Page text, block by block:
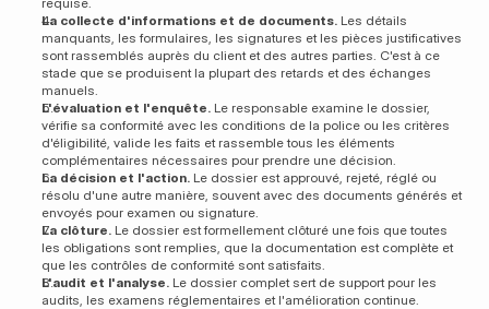
La collecte d'informations et de documents. Les détails
manquants, les formulaires, les signatures et les pièces justificatives
sont rassemblés auprès du client et des autres parties. C'est à ce
stade que se produisent la plupart des retards et des échanges
manuels.
L'évaluation et l'enquête. Le responsable examine le dossier,
vérifie sa conformité avec les conditions de la police ou les critères
d'éligibilité, valide les faits et rassemble tous les éléments
complémentaires nécessaires pour prendre une décision.
La décision et l'action. Le dossier est approuvé, rejeté, réglé ou
résolu d'une autre manière, souvent avec des documents générés et
envoyés pour examen ou signature.
La clôture. Le dossier est formellement clôturé une fois que toutes
les obligations sont remplies, que la documentation est complète et
que les contrôles de conformité sont satisfaits.
L'audit et l'analyse. Le dossier complet sert de support pour les
audits, les examens réglementaires et l'amélioration continue.